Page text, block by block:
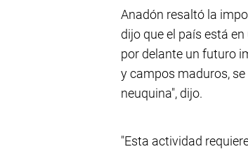
Anadón resaltó la
dijo que el país está
por delante un futuro
y campos maduros,
neuquina", dijo.
"Esta actividad